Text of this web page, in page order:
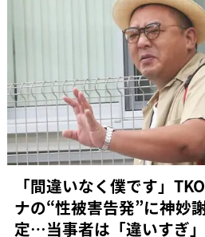
「間違いなく僕です」
ナの“性被害告発”に神妙
定…当事者は「違いすぎ